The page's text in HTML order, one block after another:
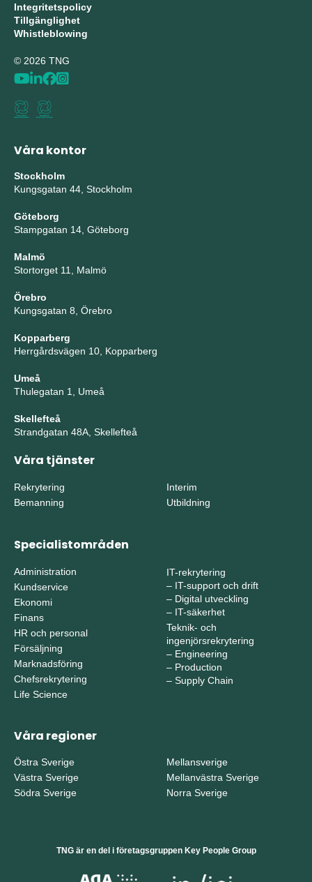
Integritetspolicy
Tillgänglighet
Whistleblowing
© 2026 TNG
Våra kontor
Stockholm
Kungsgatan 44, Stockholm
Göteborg
Stampgatan 14, Göteborg
Malmö
Stortorget 11, Malmö
Örebro
Kungsgatan 8, Örebro
Kopparberg
Herrgårdsvägen 10, Kopparberg
Umeå
Thulegatan 1, Umeå
Skellefteå
Strandgatan 48A, Skellefteå
Våra tjänster
Rekrytering
Bemanning
Interim
Utbildning
Specialistområden
Administration
Kundservice
Ekonomi
Finans
HR och personal
Försäljning
Marknadsföring
Chefsrekrytering
Life Science
IT-rekrytering
– IT-support och drift
– Digital utveckling
– IT-säkerhet
Teknik- och
ingenjörsrekrytering
– Engineering
– Production
– Supply Chain
Våra regioner
Östra Sverige
Västra Sverige
Södra Sverige
Mellansverige
Mellanvästra Sverige
Norra Sverige
TNG är en del i företagsgruppen Key People Group